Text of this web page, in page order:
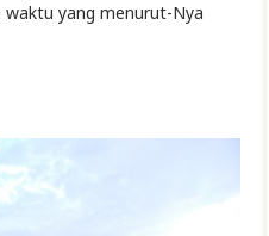
yang menurut-Nya